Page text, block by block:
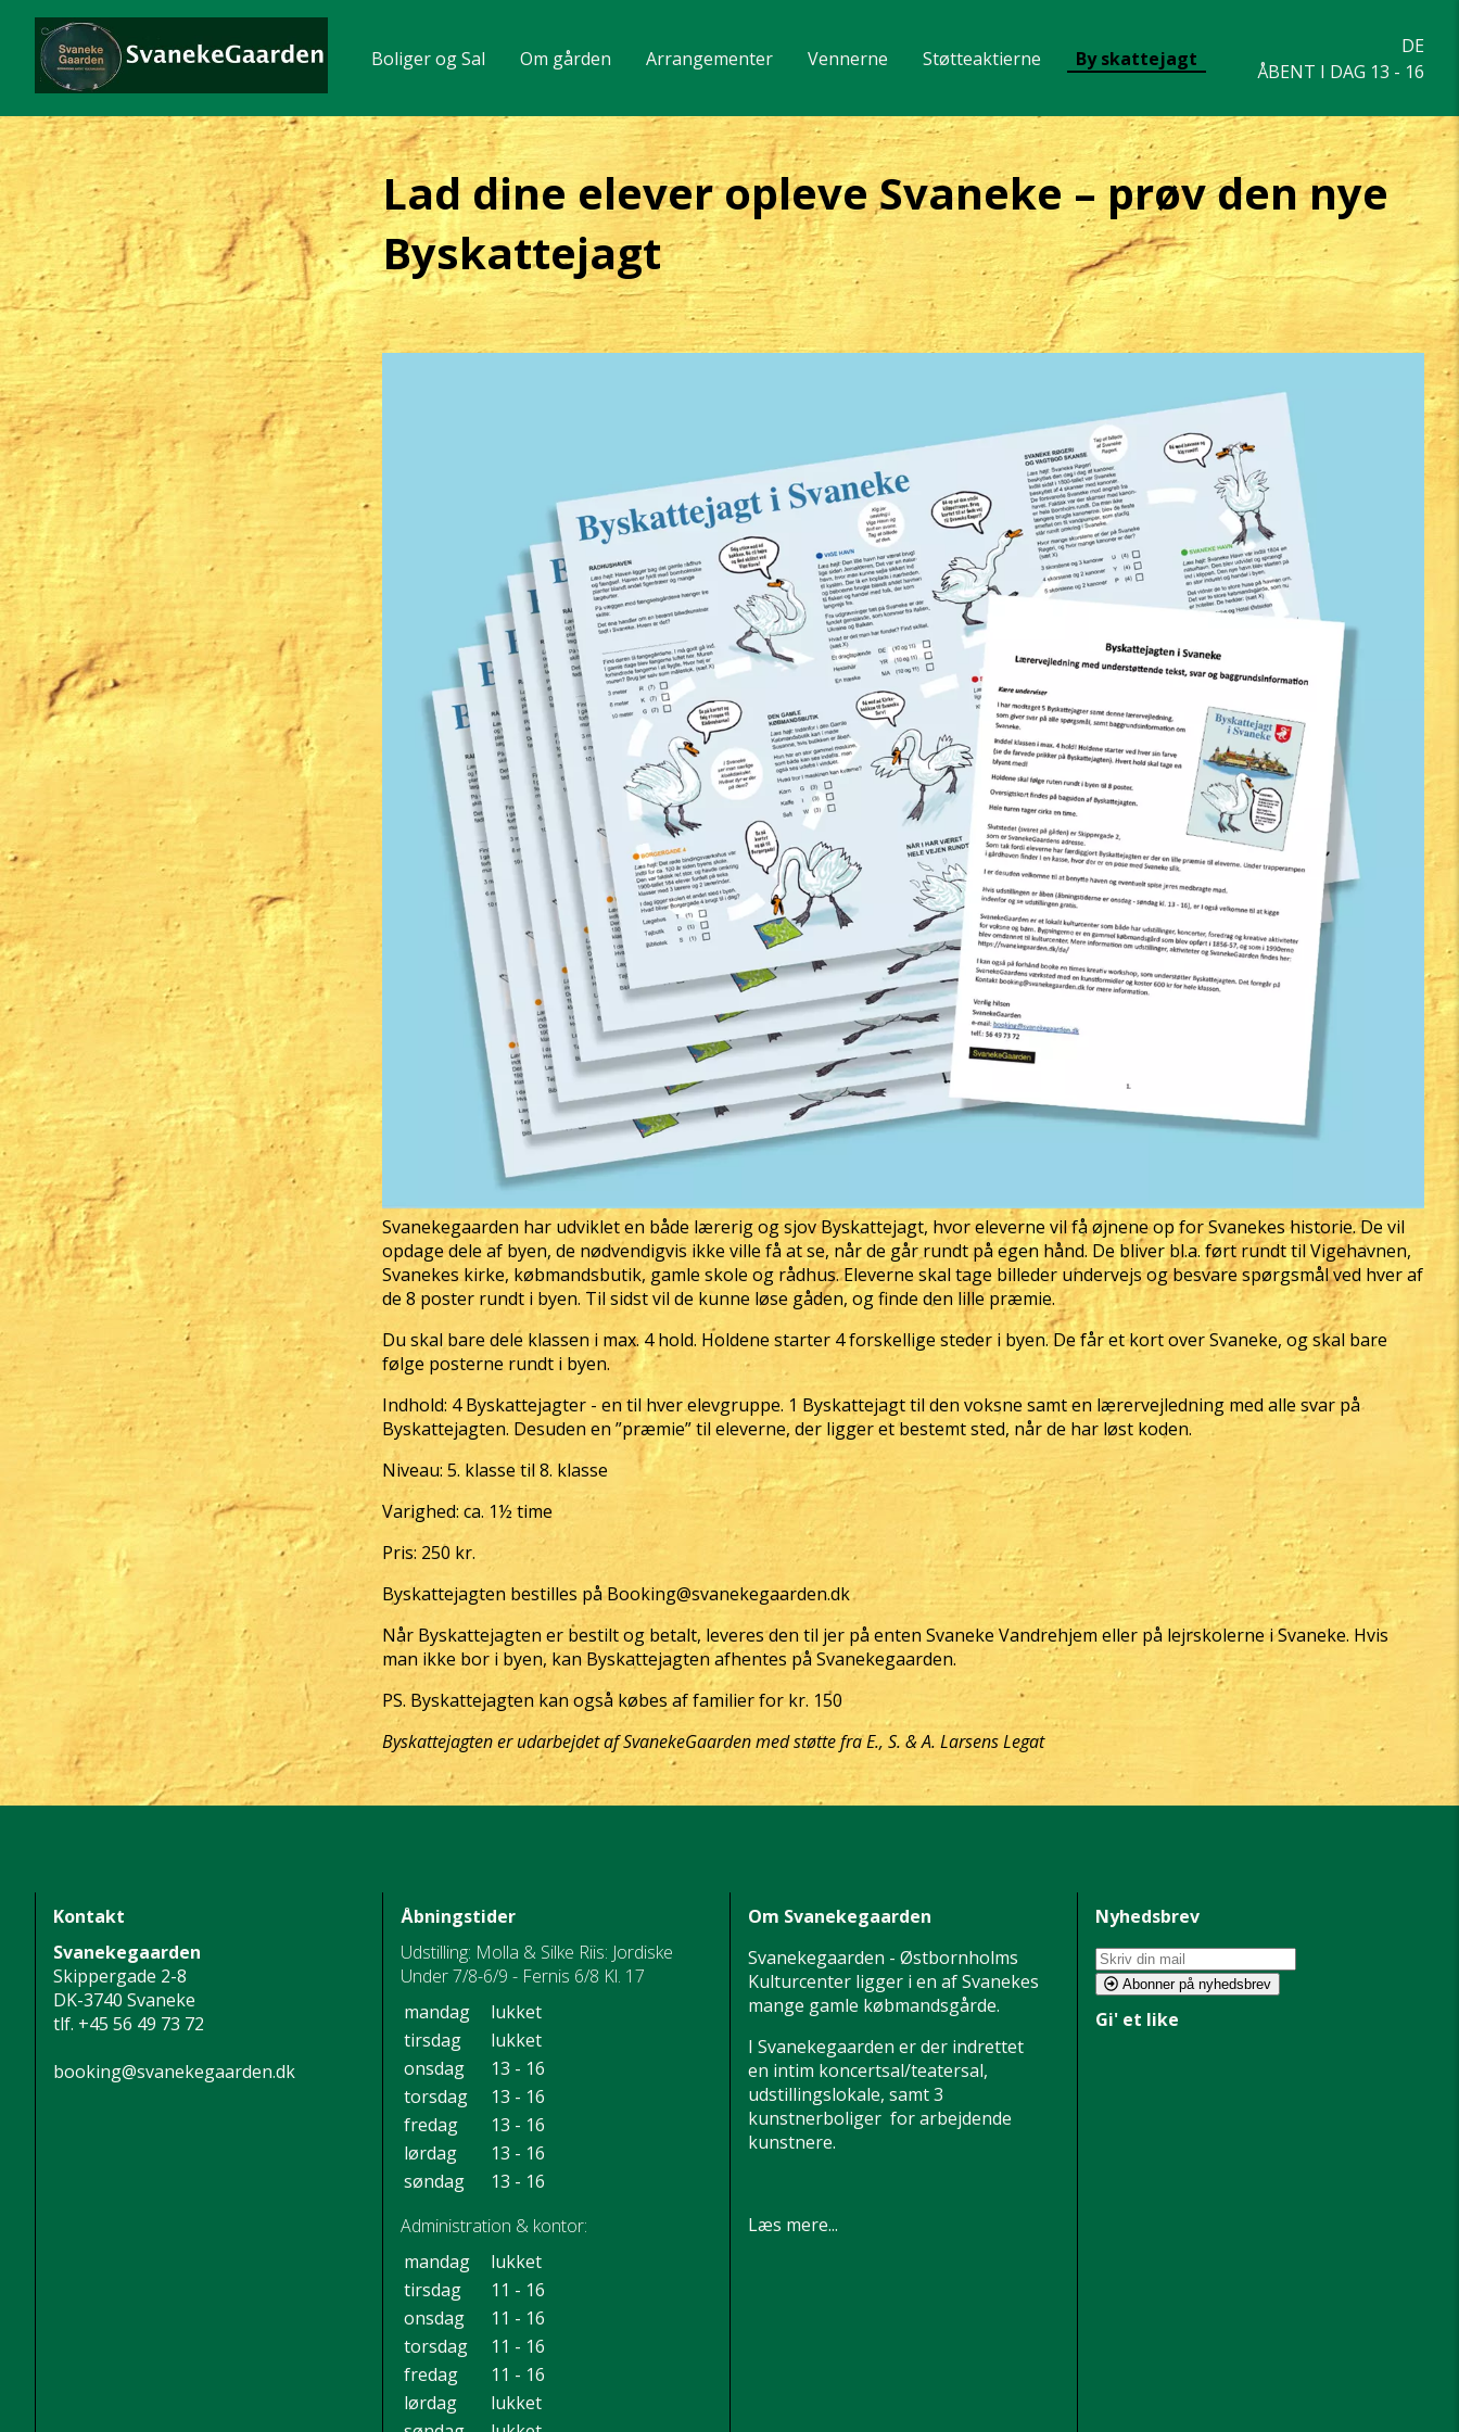
Boliger og Sal Om gården Arrangementer Vennerne Støtteaktierne By skattejagt
DE
ÅBENT I DAG 13 - 16
Lad dine elever opleve Svaneke – prøv den nye
Byskattejagt
Svanekegaarden har udviklet en både lærerig og sjov Byskattejagt, hvor eleverne vil få øjnene op for Svanekes historie. De vil
opdage dele af byen, de nødvendigvis ikke ville få at se, når de går rundt på egen hånd. De bliver bl.a. ført rundt til Vigehavnen,
Svanekes kirke, købmandsbutik, gamle skole og rådhus. Eleverne skal tage billeder undervejs og besvare spørgsmål ved hver af
de 8 poster rundt i byen. Til sidst vil de kunne løse gåden, og finde den lille præmie.
Du skal bare dele klassen i max. 4 hold. Holdene starter 4 forskellige steder i byen. De får et kort over Svaneke, og skal bare
følge posterne rundt i byen.
Indhold: 4 Byskattejagter - en til hver elevgruppe. 1 Byskattejagt til den voksne samt en lærervejledning med alle svar på
Byskattejagten. Desuden en ”præmie” til eleverne, der ligger et bestemt sted, når de har løst koden.
Niveau: 5. klasse til 8. klasse
Varighed: ca. 1½ time
Pris: 250 kr.
Byskattejagten bestilles på Booking@svanekegaarden.dk
Når Byskattejagten er bestilt og betalt, leveres den til jer på enten Svaneke Vandrehjem eller på lejrskolerne i Svaneke. Hvis
man ikke bor i byen, kan Byskattejagten afhentes på Svanekegaarden.
PS. Byskattejagten kan også købes af familier for kr. 150
Byskattejagten er udarbejdet af SvanekeGaarden med støtte fra E., S. & A. Larsens Legat
Kontakt
Svanekegaarden
Skippergade 2-8
DK-3740 Svaneke
tlf. +45 56 49 73 72
booking@svanekegaarden.dk
Åbningstider
Udstilling: Molla & Silke Riis: Jordiske
Under 7/8-6/9 - Fernis 6/8 Kl. 17
mandag
lukket
tirsdag
lukket
onsdag
13 - 16
torsdag
13 - 16
fredag
13 - 16
lørdag
13 - 16
søndag
13 - 16
Administration & kontor:
mandag
lukket
tirsdag
11 - 16
onsdag
11 - 16
torsdag
11 - 16
fredag
11 - 16
lørdag
lukket
Om Svanekegaarden
Svanekegaarden - Østbornholms
Kulturcenter ligger i en af Svanekes
mange gamle købmandsgårde.
I Svanekegaarden er der indrettet
en intim koncertsal/teatersal,
udstillingslokale, samt 3
kunstnerboliger for arbejdende
kunstnere.
Læs mere...
Nyhedsbrev
Abonner på nyhedsbrev
Gi' et like